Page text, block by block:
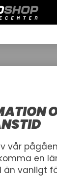
vår
en
än vanligt